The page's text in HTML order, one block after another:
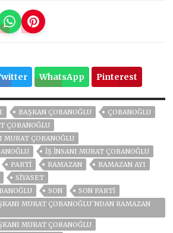
WhatsApp Pinterest
BAŞKAN ÇOBANOĞLU
ÇOBANOĞLU
ÇOBANOĞLU
MURAT ÇOBANOĞLU
IŞ INSANI MURAT ÇOBANOĞLU
PARTI RAMAZAN
RAMAZAN AYI
SİYASET
SON
SON PARTI
MURAT ÇOBANOĞLU`NDAN RAMAZAN
MURAT ÇOBANOĞLU